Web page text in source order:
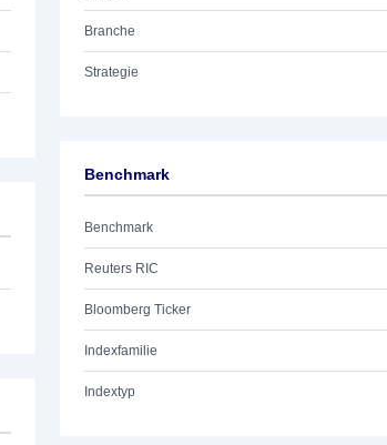
Branche
Strategie
Benchmark
Benchmark
Reuters RIC
Bloomberg Ticker
Indexfamilie
Indextyp